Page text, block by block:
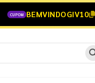
CUPOM BEMVINDOGIV10